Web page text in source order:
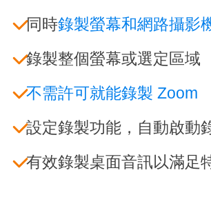
同時錄製螢幕和網路攝影
錄製整個螢幕或選定區域
不需許可就能錄製 Zoom
設定錄製功能，自動啟動
有效錄製桌面音訊以滿足